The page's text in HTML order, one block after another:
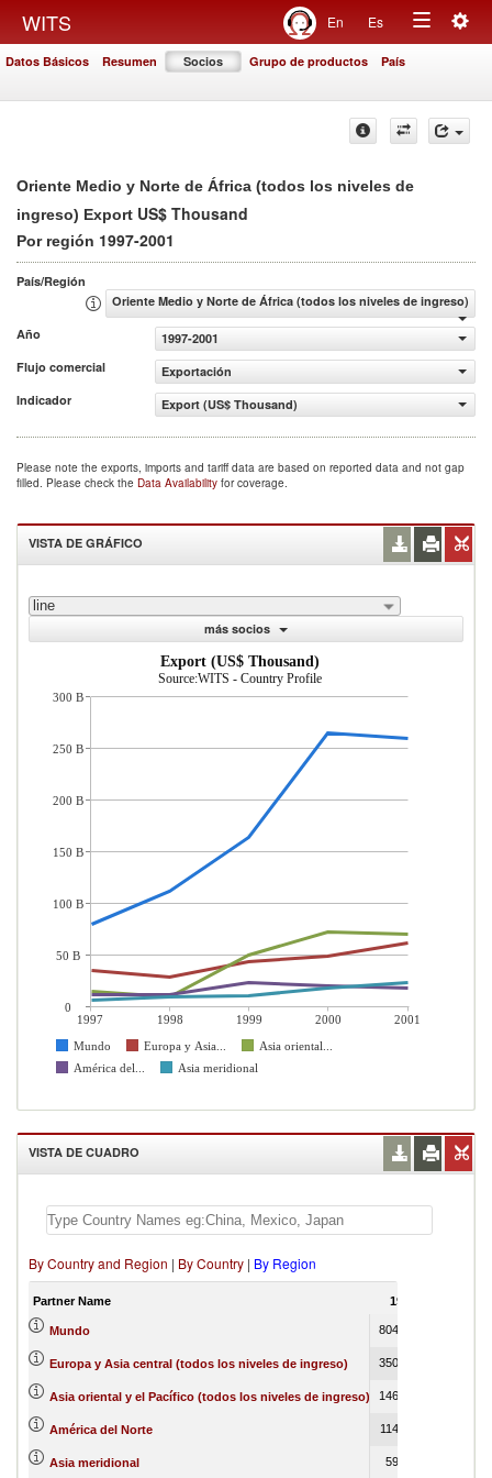
WITS En Es
Toggle
Datos Básicos Resumen Socios Grupo de productos País
Oriente Medio y Norte de África (todos los niveles de
ingreso) Export US$ Thousand
Por región 1997-2001
País/Región
Oriente Medio y Norte de África (todos los niveles de ingreso)
Año
1997-2001
Flujo comercial
Exportación
Indicador
Export (US$ Thousand)
Please note the exports, imports and tariff data are based on reported data and not gap
filled. Please check the Data Availability for coverage.
VISTA DE GRÁFICO
line
más socios
Export (US$ Thousand)
Source:WITS - Country Profile
1997 1998 1999 2000
2001
Mundo
Europa y Asia...
Asia oriental...
América del...
Asia meridional
300 B
250 B
200 B
150 B
100 B
50 B
0
VISTA DE CUADRO
By Country and Region | By Country | By Region
Partner Name 1997
Mundo 80457347
Europa y Asia central (todos los niveles de ingreso) 35083336
Asia oriental y el Pacífico (todos los niveles de ingreso) 14609670
América del Norte 11478903
Asia meridional 5954098